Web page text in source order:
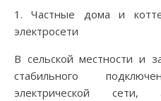
1. Частные дома и
электросети
В сельской местности и
стабильного
электрической сети,